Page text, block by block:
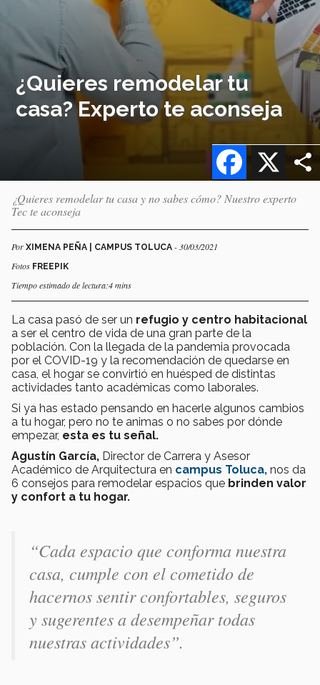
¿Quieres remodelar tu
casa? Experto te aconseja
X
Facebook
¿Quieres remodelar tu casa y no sabes cómo? Nuestro experto
Tec te aconseja
Por XIMENA PEÑA | CAMPUS TOLUCA - 30/03/2021
Fotos FREEPIK
Tiempo estimado de lectura:4 mins
La casa pasó de ser un refugio y centro habitacional
a ser el centro de vida de una gran parte de la
población. Con la llegada de la pandemia provocada
por el COVID-19 y la recomendación de quedarse en
casa, el hogar se convirtió en huésped de distintas
actividades tanto académicas como laborales.
Si ya has estado pensando en hacerle algunos cambios
a tu hogar, pero no te animas o no sabes por dónde
empezar, esta es tu señal.
Agustín García, Director de Carrera y Asesor
Académico de Arquitectura en campus Toluca, nos da
6 consejos para remodelar espacios que brinden valor
y confort a tu hogar.
“Cada espacio que conforma nuestra
casa, cumple con el cometido de
hacernos sentir confortables, seguros
y sugerentes a desempeñar todas
nuestras actividades”.